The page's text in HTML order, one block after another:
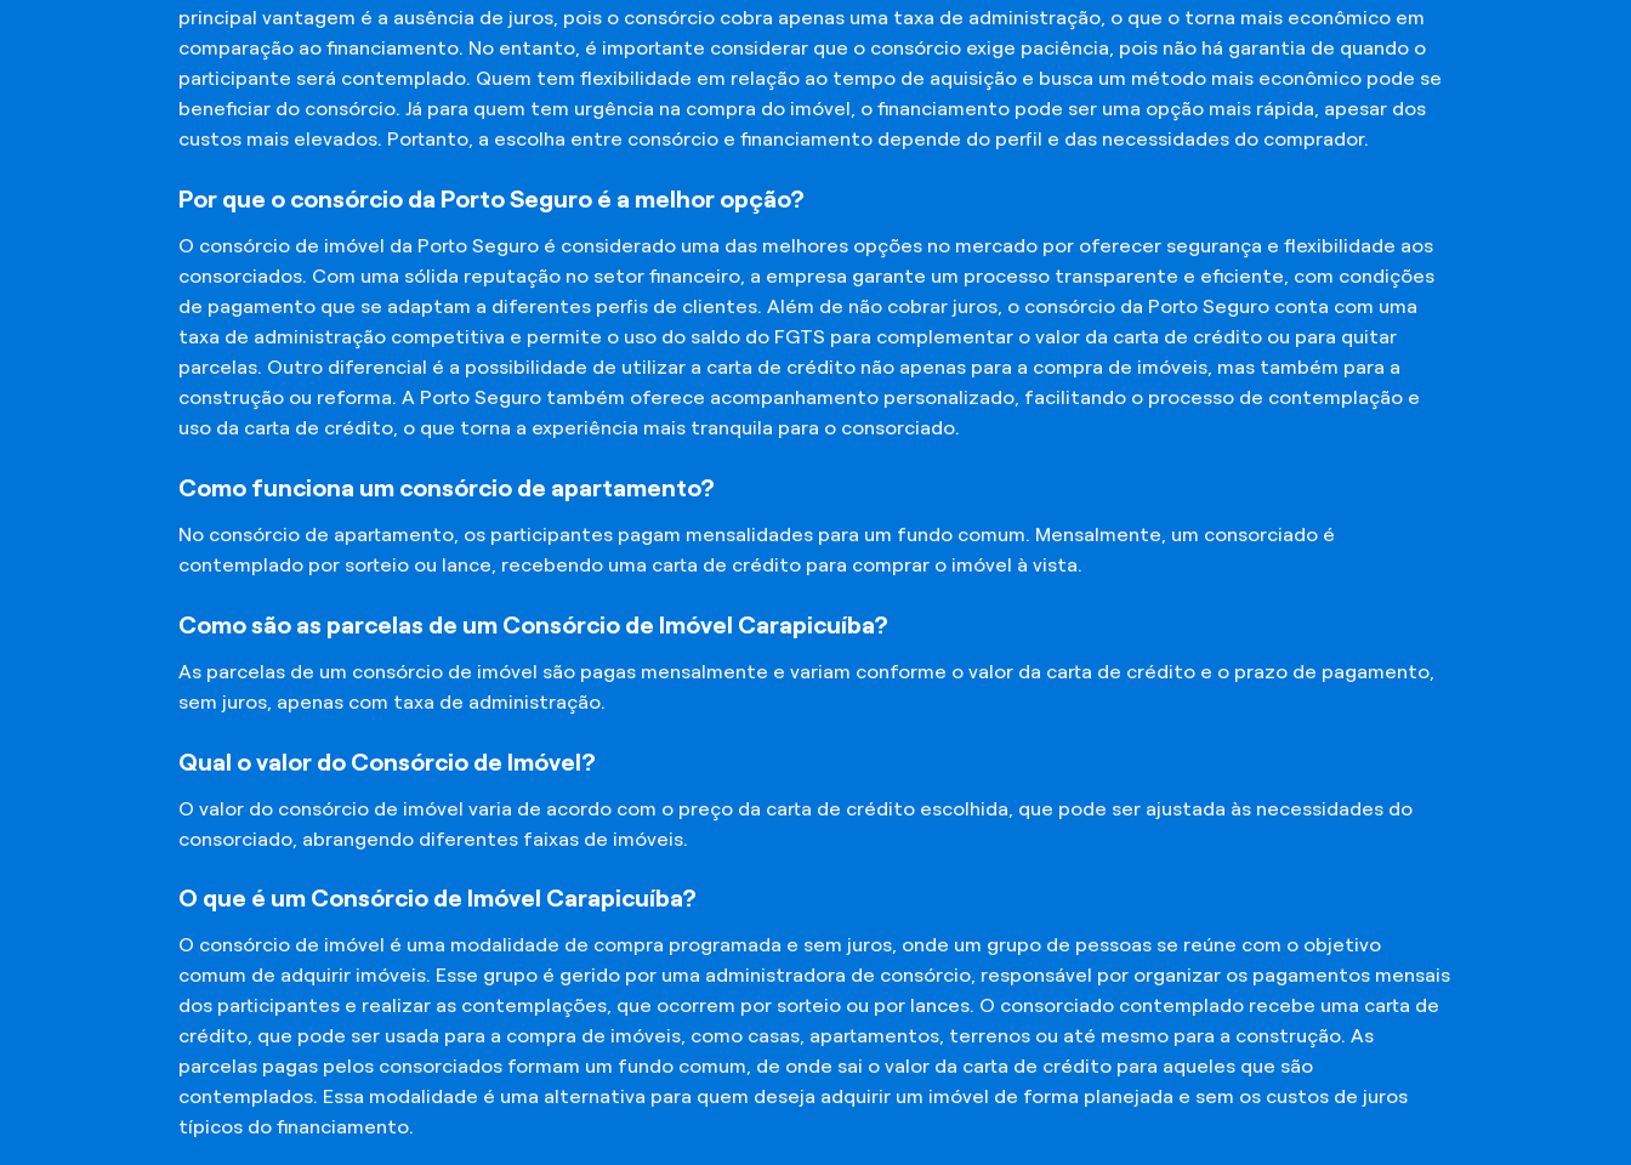
principal vantagem é a ausência de juros, pois o consórcio cobra apenas uma taxa de administração, o que o torna mais econômico em
comparação ao financiamento. No entanto, é importante considerar que o consórcio exige paciência, pois não há garantia de quando o
participante será contemplado. Quem tem flexibilidade em relação ao tempo de aquisição e busca um método mais econômico pode se
beneficiar do consórcio. Já para quem tem urgência na compra do imóvel, o financiamento pode ser uma opção mais rápida, apesar dos
custos mais elevados. Portanto, a escolha entre consórcio e financiamento depende do perfil e das necessidades do comprador.
Por que o consórcio da Porto Seguro é a melhor opção?
O consórcio de imóvel da Porto Seguro é considerado uma das melhores opções no mercado por oferecer segurança e flexibilidade aos
consorciados. Com uma sólida reputação no setor financeiro, a empresa garante um processo transparente e eficiente, com condições
de pagamento que se adaptam a diferentes perfis de clientes. Além de não cobrar juros, o consórcio da Porto Seguro conta com uma
taxa de administração competitiva e permite o uso do saldo do FGTS para complementar o valor da carta de crédito ou para quitar
parcelas. Outro diferencial é a possibilidade de utilizar a carta de crédito não apenas para a compra de imóveis, mas também para a
construção ou reforma. A Porto Seguro também oferece acompanhamento personalizado, facilitando o processo de contemplação e
uso da carta de crédito, o que torna a experiência mais tranquila para o consorciado.
Como funciona um consórcio de apartamento?
No consórcio de apartamento, os participantes pagam mensalidades para um fundo comum. Mensalmente, um consorciado é
contemplado por sorteio ou lance, recebendo uma carta de crédito para comprar o imóvel à vista.
Como são as parcelas de um Consórcio de Imóvel Carapicuíba?
As parcelas de um consórcio de imóvel são pagas mensalmente e variam conforme o valor da carta de crédito e o prazo de pagamento,
sem juros, apenas com taxa de administração.
Qual o valor do Consórcio de Imóvel?
O valor do consórcio de imóvel varia de acordo com o preço da carta de crédito escolhida, que pode ser ajustada às necessidades do
consorciado, abrangendo diferentes faixas de imóveis.
O que é um Consórcio de Imóvel Carapicuíba?
O consórcio de imóvel é uma modalidade de compra programada e sem juros, onde um grupo de pessoas se reúne com o objetivo
comum de adquirir imóveis. Esse grupo é gerido por uma administradora de consórcio, responsável por organizar os pagamentos mensais
dos participantes e realizar as contemplações, que ocorrem por sorteio ou por lances. O consorciado contemplado recebe uma carta de
crédito, que pode ser usada para a compra de imóveis, como casas, apartamentos, terrenos ou até mesmo para a construção. As
parcelas pagas pelos consorciados formam um fundo comum, de onde sai o valor da carta de crédito para aqueles que são
contemplados. Essa modalidade é uma alternativa para quem deseja adquirir um imóvel de forma planejada e sem os custos de juros
típicos do financiamento.